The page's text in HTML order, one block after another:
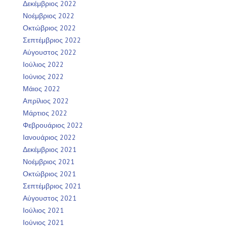
Δεκέμβριος 2022
Νοέμβριος 2022
Οκτώβριος 2022
Σεπτέμβριος 2022
Αύγουστος 2022
Ιούλιος 2022
Ιούνιος 2022
Μάιος 2022
Απρίλιος 2022
Μάρτιος 2022
Φεβρουάριος 2022
Ιανουάριος 2022
Δεκέμβριος 2021
Νοέμβριος 2021
Οκτώβριος 2021
Σεπτέμβριος 2021
Αύγουστος 2021
Ιούλιος 2021
Ιούνιος 2021